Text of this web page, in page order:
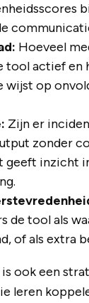
Hoeveel
tool actief en
wijst op
Zijn er
zonder
geeft inzicht
de tool als
of als extra
ook een
leren